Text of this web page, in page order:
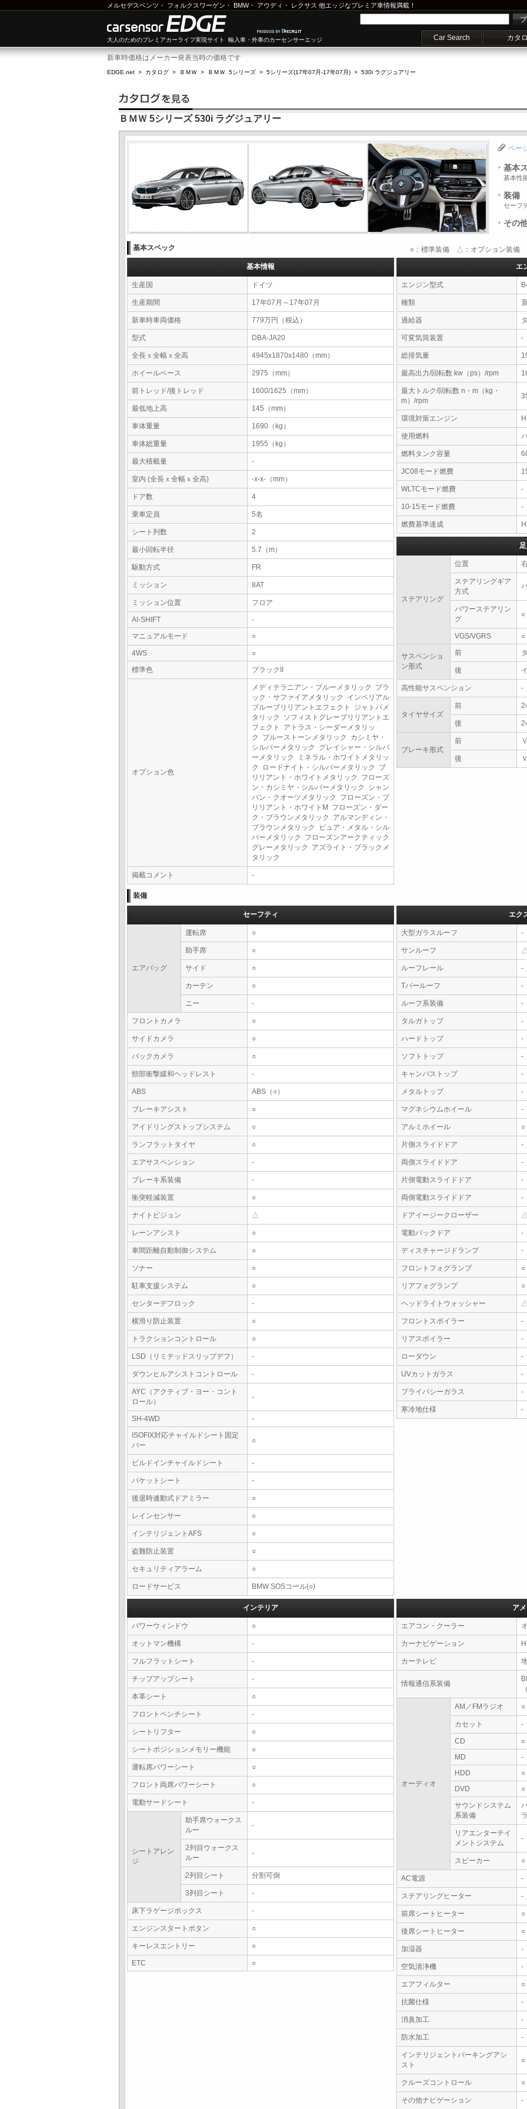
メルセデスベンツ ・ フォルクスワーゲン ・ BMW・ アウディ ・ レクサス 他エッジなプレミア車情報満載！
大人のためのプレミアカーライフ実現サイト 輸入車・外車のカーセンサーエッジ Car Search カタ
新車時価格はメーカー発表当時の価格です
EDGE.net > カタログ > ＢＭＷ > ＢＭＷ 5シリーズ > 5シリーズ(17年07月-17年07月) > 530i ラグジュアリー
ＢＭＷ 5シリーズ 530i ラグジュアリー
ペー
基本
基本性
装備
セーフ
その
基本スペック ○：標準装備 △：オプション装備 -
基本情報
生産国 ドイツ
生産期間 17年07月～17年07月
新車時車両価格 779万円（税込）
型式 DBA-JA20
全長ｘ全幅ｘ全高 4945x1870x1480（mm）
ホイールベース 2975（mm）
前トレッド/後トレッド 1600/1625（mm）
最低地上高 145（mm）
車体重量 1690（kg）
車体総重量 1955（kg）
最大積載量 -
室内 (全長ｘ全幅ｘ全高) -x-x-（mm）
ドア数 4
乗車定員 5名
シート列数 2
最小回転半径 5.7（m）
駆動方式 FR
ミッション 8AT
ミッション位置 フロア
AI-SHIFT
-
マニュアルモード
○
4WS
○
標準色
ブラックII
オプション色
メディテラニアン・ブルーメタリック ブラ
ック・サファイアメタリック インペリアル
ブルーブリリアントエフェクト ジャトバメ
タリック ソフィストグレーブリリアントエ
フェクト アトラス・シーダーメタリッ
ク ブルーストーンメタリック カシミヤ・
シルバーメタリック グレイシャー・シルバ
ーメタリック ミネラル・ホワイトメタリッ
ク ロードナイト・シルバーメタリック ブ
リリアント・ホワイトメタリック フローズ
ン・カシミヤ・シルバーメタリック シャン
パン・クオーツメタリック フローズン・ブ
リリアント・ホワイトM フローズン・ダー
ク・ブラウンメタリック アルマンディン・
ブラウンメタリック ピュア・メタル・シル
バーメタリック フローズンアークティック
グレーメタリック アズライト・ブラックメ
タリック
掲載コメント -
エ
エンジン型式
種類
過給器
可変気筒装置 -
総排気量
最高出力/回転数 kw（ps）/rpm
最大トルク/回転数 n・m（kg・
m）/rpm
環境対策エンジン
使用燃料
燃料タンク容量
JC08モード燃費
WLTCモード燃費 -
10-15モード燃費 -
燃費基準達成
ステアリング
位置
ステアリングギア
方式
パワーステアリン
グ
○
VGS/VGRS ○
サスペンショ
ン形式
前
後
高性能サスペンション -
タイヤサイズ
前
後
ブレーキ形式
前
後
装備
セーフティ
エアバッグ
運転席 ○
助手席 ○
サイド ○
カーテン ○
ニー -
フロントカメラ ○
サイドカメラ ○
バックカメラ ○
頸部衝撃緩和ヘッドレスト -
ABS ABS（○）
ブレーキアシスト ○
アイドリングストップシステム ○
ランフラットタイヤ ○
エアサスペンション -
ブレーキ系装備 -
衝突軽減装置 ○
ナイトビジョン △
レーンアシスト ○
車間距離自動制御システム ○
ソナー ○
駐車支援システム ○
センターデフロック -
横滑り防止装置 ○
トラクションコントロール ○
LSD（リミテッドスリップデフ） -
ダウンヒルアシストコントロール -
AYC（アクティブ・ヨー・コント
ロール）
-
SH-4WD
-
ISOFIX対応チャイルドシート固定
バー
○
ビルドインチャイルドシート -
バケットシート -
後退時連動式ドアミラー ○
レインセンサー ○
インテリジェントAFS ○
盗難防止装置 ○
セキュリティアラーム ○
ロードサービス BMW SOSコール(○)
エク
大型ガラスルーフ -
サンルーフ
ルーフレール -
Tバールーフ -
ルーフ系装備 -
タルガトップ -
ハードトップ -
ソフトトップ -
キャンバストップ -
メタルトップ -
マグネシウムホイール -
アルミホイール ○
片側スライドドア -
両側スライドドア -
片側電動スライドドア -
両側電動スライドドア -
ドアイージークローザー
電動バックドア -
ディスチャージドランプ -
フロントフォグランプ ○
リアフォグランプ ○
ヘッドライトウォッシャー
フロントスポイラー -
リアスポイラー -
ローダウン -
UVカットガラス -
プライバシーガラス -
寒冷地仕様 -
インテリア
パワーウィンドウ ○
オットマン機構 -
フルフラットシート -
チップアップシート -
本革シート ○
フロントベンチシート -
シートリフター ○
シートポジションメモリー機能 ○
運転席パワーシート ○
フロント両席パワーシート ○
電動サードシート -
シートアレン
ジ
助手席ウォークス
ルー
-
2列目ウォークス
ルー
-
2列目シート 分割可倒
3列目シート -
床下ラゲージボックス -
エンジンスタートボタン ○
キーレスエントリー ○
ETC ○
ア
エアコン・クーラー
カーナビゲーション
カーテレビ
情報通信系装備
オーディオ
AM／FMラジオ ○
カセット -
CD
○
MD
-
HDD
○
DVD
○
サウンドシステム
系装備
リアエンターテイ
メントシステム
-
スピーカー ○
AC電源 -
ステアリングヒーター -
前席シートヒーター ○
後席シートヒーター ○
加湿器 -
空気清浄機 -
エアフィルター ○
抗菌仕様 -
消臭加工 -
防水加工 -
インテリジェントパーキングアシ
スト
○
クルーズコントロール ○
その他ナビゲーション -